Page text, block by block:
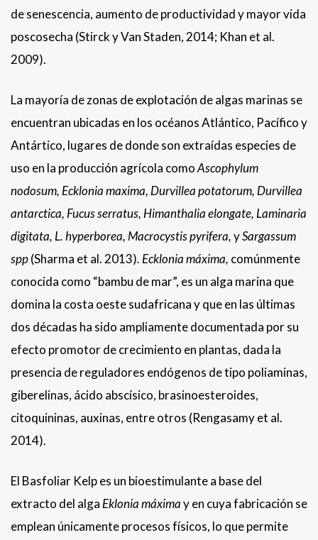
de senescencia, aumento de productividad y mayor vida
poscosecha (Stirck y Van Staden, 2014; Khan et al.
2009).
La mayoría de zonas de explotación de algas marinas se
encuentran ubicadas en los océanos Atlántico, Pacífico y
Antártico, lugares de donde son extraídas especies de
uso en la producción agrícola comoAscophylum
nodosum, Ecklonia maxima, Durvillea potatorum, Durvillea
antarctica, Fucus serratus, Himanthalia elongate, Laminaria
digitata, L. hyperborea, Macrocystis pyrifera,ySargassum
spp(Sharma et al. 2013). Ecklonia máxima, comúnmente
conocida como “bambu de mar”, es un alga marina que
domina la costa oeste sudafricana y que en las últimas
dos décadas ha sido ampliamente documentada por su
efecto promotor de crecimiento en plantas, dada la
presencia de reguladores endógenos de tipo poliaminas,
giberelinas, ácido abscísico, brasinoesteroides,
citoquininas, auxinas, entre otros (Rengasamy et al.
2014).
El Basfoliar Kelp es un bioestimulante a base del
extracto del alga Ekloniamáximay en cuya fabricación se
emplean únicamente procesos físicos, lo que permite